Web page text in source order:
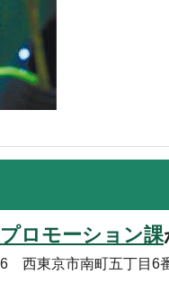
ロモーション課
西東京市南町五丁目6